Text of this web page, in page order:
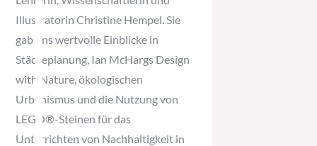
Illustratorin Christine Hempel. Sie
gab uns wertvolle Einblicke in
Städteplanung, Ian McHargs Design
with Nature, ökologischen
Urbanismus und die Nutzung von
LEGO®-Steinen für das
Unterrichten von Nachhaltigkeit in